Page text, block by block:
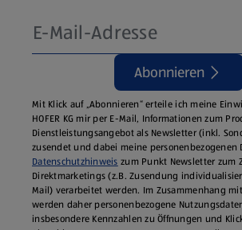
Abonnieren
Mit Klick auf „Abonnieren“ erteile ich meine
HOFER KG mir per E-Mail, Informationen zum
Dienstleistungsangebot als Newsletter (inkl.
zusendet und dabei meine personenbezogenen
Datenschutzhinweis zum Punkt Newsletter zum
Direktmarketings (z.B. Zusendung
Mail) verarbeitet werden. Im Zusammenhang
werden daher personenbezogene
insbesondere Kennzahlen zu Öffnungen und